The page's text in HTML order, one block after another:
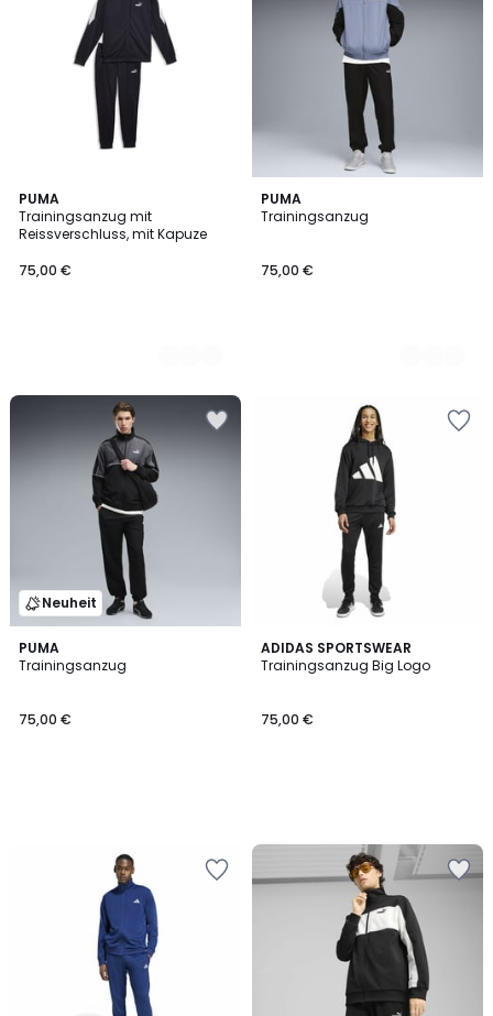
PUMA
Trainingsanzug mit
Reissverschluss, mit Kapuze
75,00 €
3
Farben
PUMA
Trainingsanzug
75,00 €
3
Farben
Neuheit
PUMA
Trainingsanzug
75,00 €
ADIDAS SPORTSWEAR
Trainingsanzug Big Logo
75,00 €